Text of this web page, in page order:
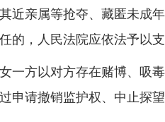
亲属等抢夺、藏匿未成年
的，人民法院应依法予以
方以对方存在赌博、吸毒
申请撤销监护权、中止探